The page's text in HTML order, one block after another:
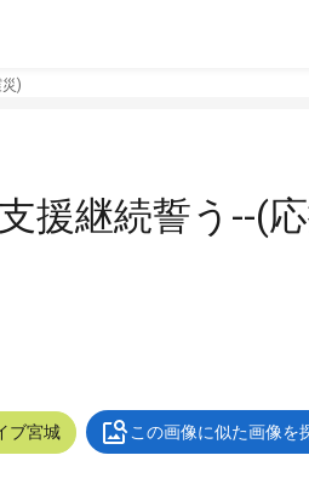
)
援継続誓う--(
ブ宮城 この画像に似た画像を